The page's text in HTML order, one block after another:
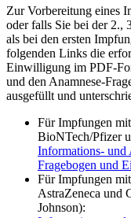
Zur Vorbereitung eines
oder falls Sie bei der 2.,
als bei den ersten
folgenden Links die
Einwilligung im PDF-
und den Anamnese-
ausgefüllt und
Für Impfungen
BioNTech/Pfizer
Informations- und
Fragebogen und
Für Impfungen
AstraZeneca und
Johnson):